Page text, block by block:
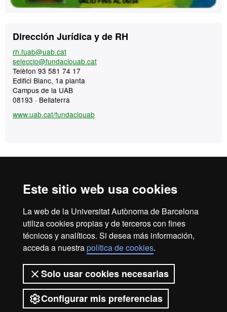
Este sitio web usa cookies
La web de la Universitat Autònoma de Barcelona
utiliza cookies propias y de terceros con fines
técnicos y analíticos. Si desea más información,
acceda a nuestrapolítica de cookies.
Solo usar cookies necesarias
Configurar mis preferencias
Contacto
Dirección Jurídica y de RH
rh.fuab@uab.cat
seleccio@fundaciouab.cat
Telèfon 93 581 74 17
Edifici Blanc, 1a planta
Campus de la UAB
08193 · Bellaterra
www.uab.cat/fundaciouab
Canal interno de información Protección de datos
Sobre la web
Fundació UAB | Universitat Autònoma de Barcelona
La Fundació Universitat Autònoma de Barcelona es una
entidad creada en el seno de la Universitat Autònoma de
Barcelona que colabora en el fomento y la realización de
actividades docentes, de investigación y de acción social, y
en la prestación de servicios comerciales y de gestión
patrimonial vinculados a la actividad universitaria, dirigidos